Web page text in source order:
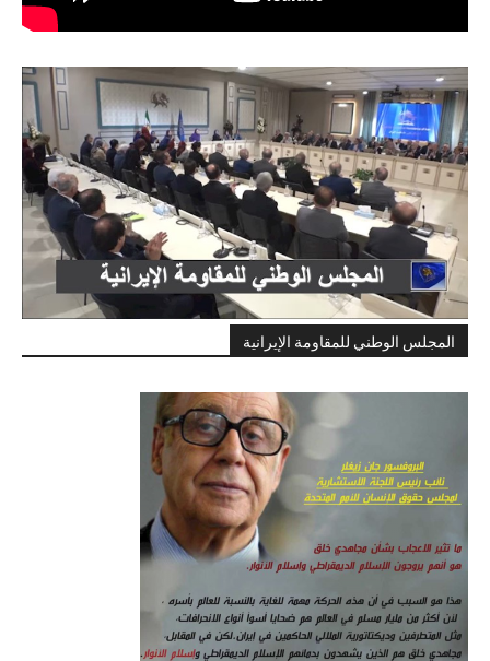
المجلس الوطني للمقاومة الإيرانية